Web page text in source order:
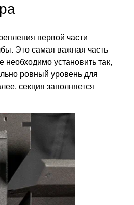
первой части
Это самая важная часть
установить так,
ровный уровень для
секция заполняется